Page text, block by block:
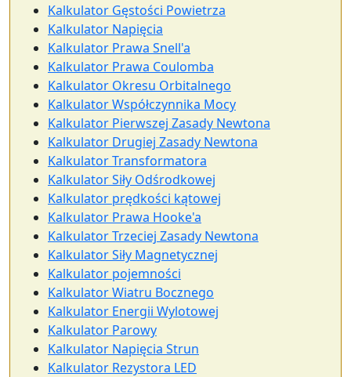
Kalkulator Gęstości Powietrza
Kalkulator Napięcia
Kalkulator Prawa Snell'a
Kalkulator Prawa Coulomba
Kalkulator Okresu Orbitalnego
Kalkulator Współczynnika Mocy
Kalkulator Pierwszej Zasady Newtona
Kalkulator Drugiej Zasady Newtona
Kalkulator Transformatora
Kalkulator Siły Odśrodkowej
Kalkulator prędkości kątowej
Kalkulator Prawa Hooke'a
Kalkulator Trzeciej Zasady Newtona
Kalkulator Siły Magnetycznej
Kalkulator pojemności
Kalkulator Wiatru Bocznego
Kalkulator Energii Wylotowej
Kalkulator Parowy
Kalkulator Napięcia Strun
Kalkulator Rezystora LED